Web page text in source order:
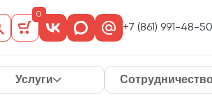
0
+7 (861) 991-48-50
Услуги Сотрудничество